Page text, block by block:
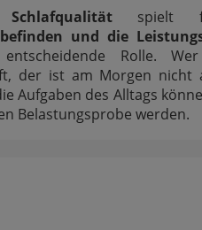
Schlafqualitätspielt
und die
Rolle.
der ist am Morgen nicht
Aufgaben des Alltags
Belastungsprobe werden.